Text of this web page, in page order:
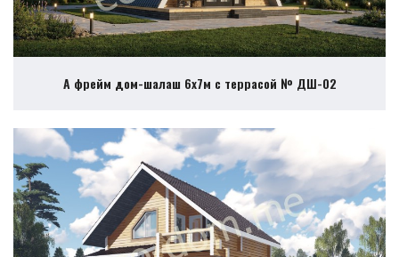
А фрейм дом-шалаш 6х7м с террасой № ДШ-02